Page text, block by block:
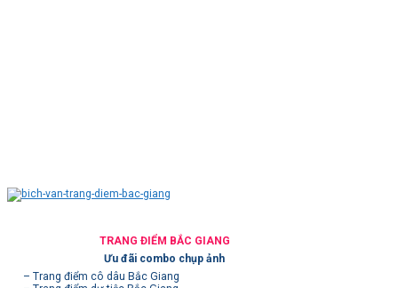
TRANG ĐIỂM BẮC GIANG
Ưu đãi combo chụp ảnh
– Trang điểm cô dâu Bắc Giang